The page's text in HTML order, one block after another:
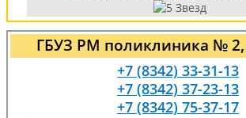
ГБУЗ РМ поликлиника №
+7 (8342) 33-31-13
+7 (8342) 37-23-13
+7 (8342) 75-37-17